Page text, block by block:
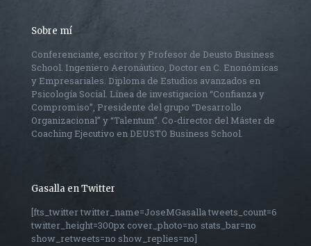
Sobre mí
Conferenciante, escritor y Profesor de Deusto Business
School. Ingeniero Aeronáutico, Doctor en C. Enonómicas
y Empresariales. Diploma de Estudios avanzados en
Psicología Social. Línea de investigacion “Confianza y
Compromiso”, Presidente del grupo “Desarrollo
Organizacional” y “Talentum”. Co-director del Máster de
Coaching Ejecutivo en DEUSTO Business School.
Gasalla en Twitter
[fts_twitter twitter_name=JoseMGasalla tweets_count=6
twitter_height=300px cover_photo=no stats_bar=no
show_retweets=no show_replies=no]